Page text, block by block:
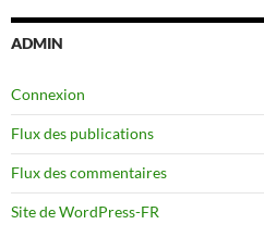
ADMIN
Connexion
Flux des publications
Flux des commentaires
Site de WordPress-FR